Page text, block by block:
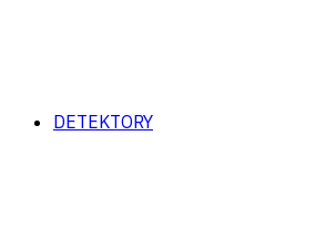
DETEKTORY